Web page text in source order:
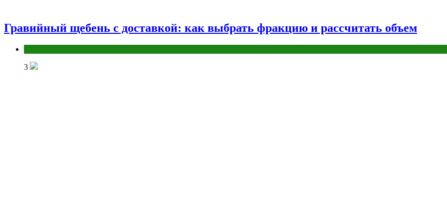
Гравийный щебень с доставкой: как выбрать фракцию и рассчитать объем
3